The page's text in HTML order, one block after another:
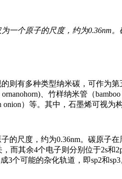
一个原子的尺度，约为0.36nm。
有多种类型纳米碳，可作为第
、竹样纳米管（bamboo
onion）等。其中，石墨烯可视为
的尺度，约为0.36nm。碳原子
而其余4个电子则分别位于2s和
可能的杂化轨道，即sp2和sp3